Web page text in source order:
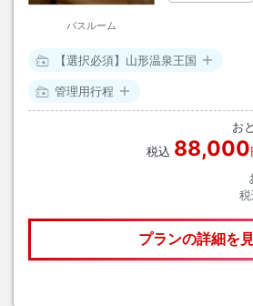
バスルーム
【選択必須】山形温泉王国
管理用行程
お
税込 88,000
プランの詳細を